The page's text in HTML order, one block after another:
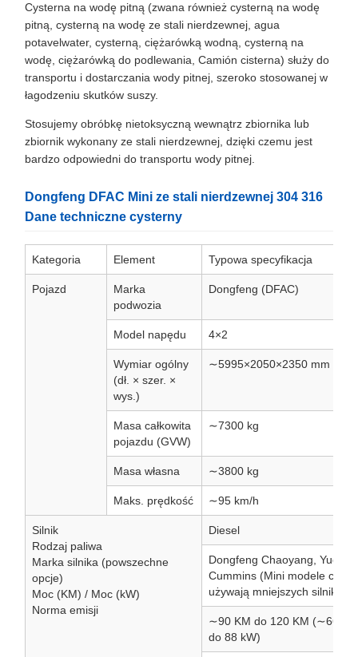
Cysterna na wodę pitną (zwana również cysterną na wodę
pitną, cysterną na wodę ze stali nierdzewnej, agua
potavelwater, cysterną, ciężarówką wodną, cysterną na
wodę, ciężarówką do podlewania, Camión cisterna) służy do
transportu i dostarczania wody pitnej, szeroko stosowanej w
łagodzeniu skutków suszy.
Stosujemy obróbkę nietoksyczną wewnątrz zbiornika lub
zbiornik wykonany ze stali nierdzewnej, dzięki czemu jest
bardzo odpowiedni do transportu wody pitnej.
Dongfeng DFAC Mini ze stali nierdzewnej 304 316
Dane techniczne cysterny
Kategoria Element Typowa specyfikacja
Pojazd
Marka
podwozia
Dongfeng (DFAC)
Model napędu 4×2
Wymiar ogólny
(dł. × szer. ×
wys.)
∼5995×2050×2350 mm
Masa całkowita
pojazdu (GVW)
∼7300 kg
Masa własna ∼3800 kg
Maks. prędkość ∼95 km/h
Silnik
Rodzaj paliwa
Marka silnika (powszechne
opcje)
Moc (KM) / Moc (kW)
Norma emisji
Diesel
Dongfeng Chaoyang, Yuchai,
Cummins (Mini modele
używają mniejszych silników)
∼90 KM do 120 KM (∼66 kW
do 88 kW)